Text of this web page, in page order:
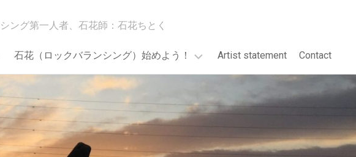
ング第一人者、石花師：石花ちとく
石花（ロックバランシング）始めよう！
WildMindGO!GO!
ト
カ
Artist statement Contact